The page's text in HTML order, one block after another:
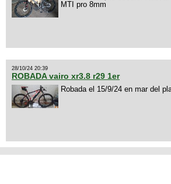
MTI pro 8mm
28/10/24 20:39
ROBADA vairo xr3.8 r29 1er
Robada el 15/9/24 en mar del